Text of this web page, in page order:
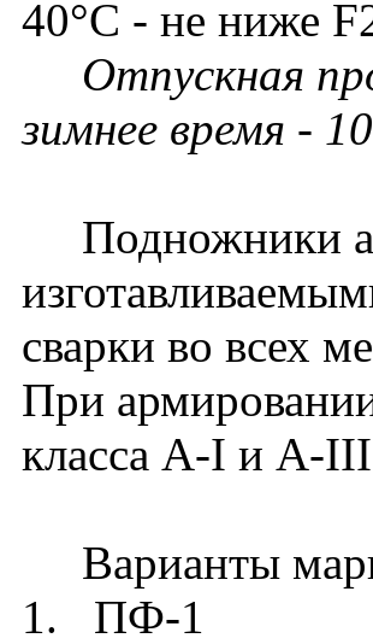
40°С - не ниже
Отпускная
зимнее время -
Подножники
сварки во всех
При
класса А-I и А-
Варианты
1. ПФ-1